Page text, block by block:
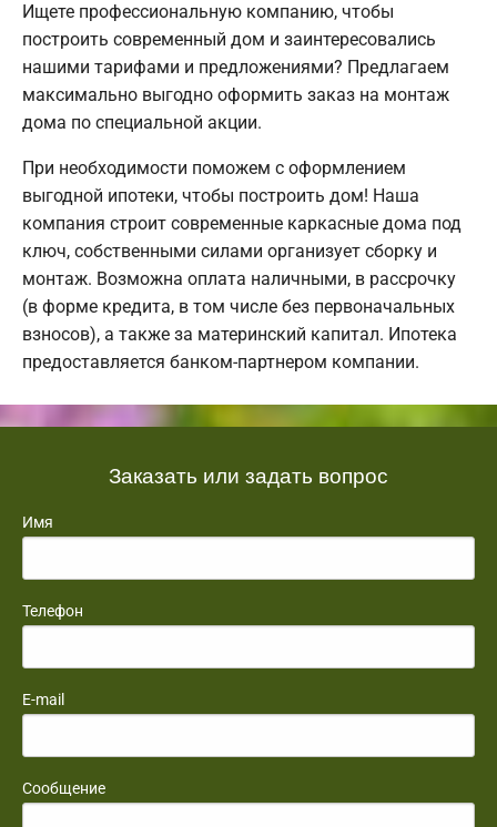
Ищете профессиональную компанию, чтобы
построить современный дом и заинтересовались
нашими тарифами и предложениями? Предлагаем
максимально выгодно оформить заказ на монтаж
дома по специальной акции.
При необходимости поможем с оформлением
выгодной ипотеки, чтобы построить дом! Наша
компания строит современные каркасные дома под
ключ, собственными силами организует сборку и
монтаж. Возможна оплата наличными, в рассрочку
(в форме кредита, в том числе без первоначальных
взносов), а также за материнский капитал. Ипотека
предоставляется банком-партнером компании.
Заказать или задать вопрос
Имя
Телефон
E-mail
Сообщение